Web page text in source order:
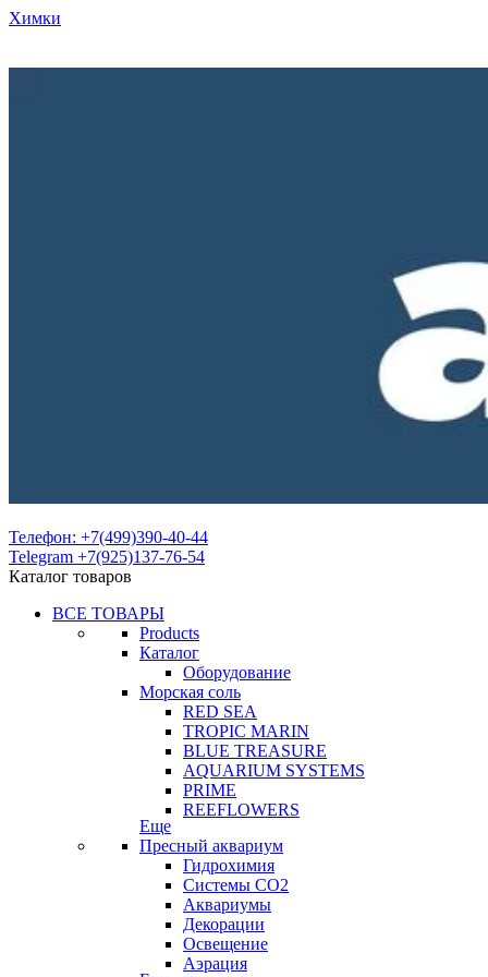
Химки
Телефон: +7(499)390-40-44
Telegram +7(925)137-76-54
Каталог товаров
ВСЕ ТОВАРЫ
Products
Каталог
Оборудование
Морская соль
RED SEA
TROPIC MARIN
BLUE TREASURE
AQUARIUM SYSTEMS
PRIME
REEFLOWERS
Еще
Пресный аквариум
Гидрохимия
Системы СО2
Аквариумы
Декорации
Освещение
Аэрация